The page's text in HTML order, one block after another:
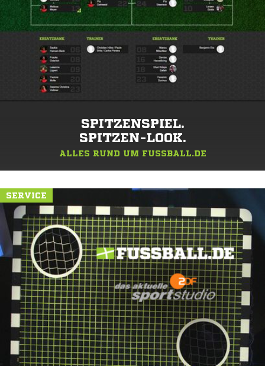
SPITZENSPIEL.
SPITZEN-LOOK.
ALLES RUND UM FUSSBALL.DE
SERVICE